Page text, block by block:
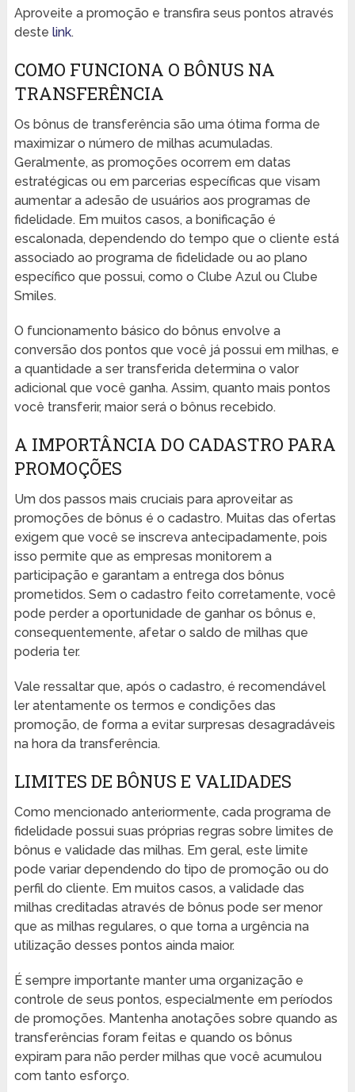
Aproveite a promoção e transfira seus pontos através
deste link.
COMO FUNCIONA O BÔNUS NA
TRANSFERÊNCIA
Os bônus de transferência são uma ótima forma de
maximizar o número de milhas acumuladas.
Geralmente, as promoções ocorrem em datas
estratégicas ou em parcerias específicas que visam
aumentar a adesão de usuários aos programas de
fidelidade. Em muitos casos, a bonificação é
escalonada, dependendo do tempo que o cliente está
associado ao programa de fidelidade ou ao plano
específico que possui, como o Clube Azul ou Clube
Smiles.
O funcionamento básico do bônus envolve a
conversão dos pontos que você já possui em milhas, e
a quantidade a ser transferida determina o valor
adicional que você ganha. Assim, quanto mais pontos
você transferir, maior será o bônus recebido.
A IMPORTÂNCIA DO CADASTRO PARA
PROMOÇÕES
Um dos passos mais cruciais para aproveitar as
promoções de bônus é o cadastro. Muitas das ofertas
exigem que você se inscreva antecipadamente, pois
isso permite que as empresas monitorem a
participação e garantam a entrega dos bônus
prometidos. Sem o cadastro feito corretamente, você
pode perder a oportunidade de ganhar os bônus e,
consequentemente, afetar o saldo de milhas que
poderia ter.
Vale ressaltar que, após o cadastro, é recomendável
ler atentamente os termos e condições das
promoção, de forma a evitar surpresas desagradáveis
na hora da transferência.
LIMITES DE BÔNUS E VALIDADES
Como mencionado anteriormente, cada programa de
fidelidade possui suas próprias regras sobre limites de
bônus e validade das milhas. Em geral, este limite
pode variar dependendo do tipo de promoção ou do
perfil do cliente. Em muitos casos, a validade das
milhas creditadas através de bônus pode ser menor
que as milhas regulares, o que torna a urgência na
utilização desses pontos ainda maior.
É sempre importante manter uma organização e
controle de seus pontos, especialmente em períodos
de promoções. Mantenha anotações sobre quando as
transferências foram feitas e quando os bônus
expiram para não perder milhas que você acumulou
com tanto esforço.